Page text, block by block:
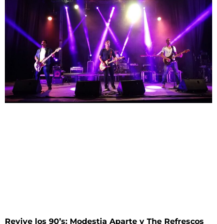
Revive los 90’s: Modestia Aparte y The Refrescos